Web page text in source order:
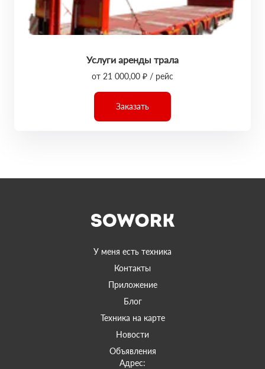
Услуги аренды трала
от 21 000,00 ₽ / рейс
Заказать
У меня есть техника
Контакты
Приложение
Блог
Техника на карте
Новости
Объявления
Адрес: